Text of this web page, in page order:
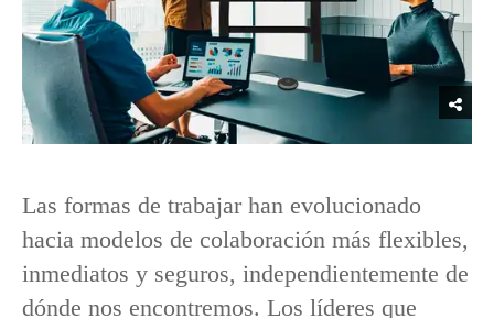
Las formas de trabajar han evolucionado
hacia modelos de colaboración más flexibles,
inmediatos y seguros, independientemente de
dónde nos encontremos. Los líderes que